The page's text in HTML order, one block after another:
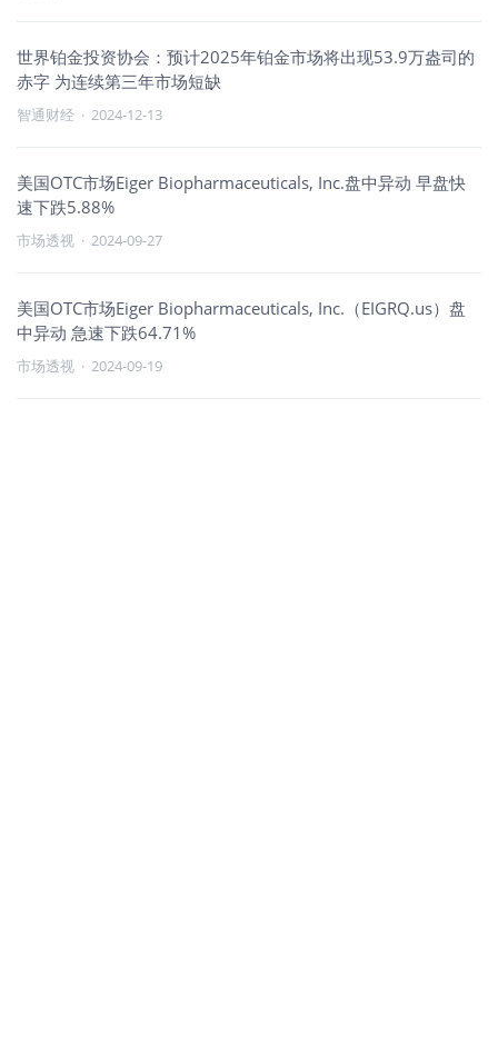
世界铂金投资协会：预计2025年铂金市场将出现53.9万盎司的
赤字 为连续第三年市场短缺
智通财经 · 2024-12-13
美国OTC市场Eiger Biopharmaceuticals, Inc.盘中异动 早盘快
速下跌5.88%
市场透视 · 2024-09-27
美国OTC市场Eiger Biopharmaceuticals, Inc.（EIGRQ.us）盘
中异动 急速下跌64.71%
市场透视 · 2024-09-19